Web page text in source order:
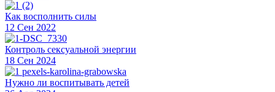
Как восполнить силы
12 Сен 2022
Контроль сексуальной энергии
18 Сен 2024
Нужно ли воспитывать детей